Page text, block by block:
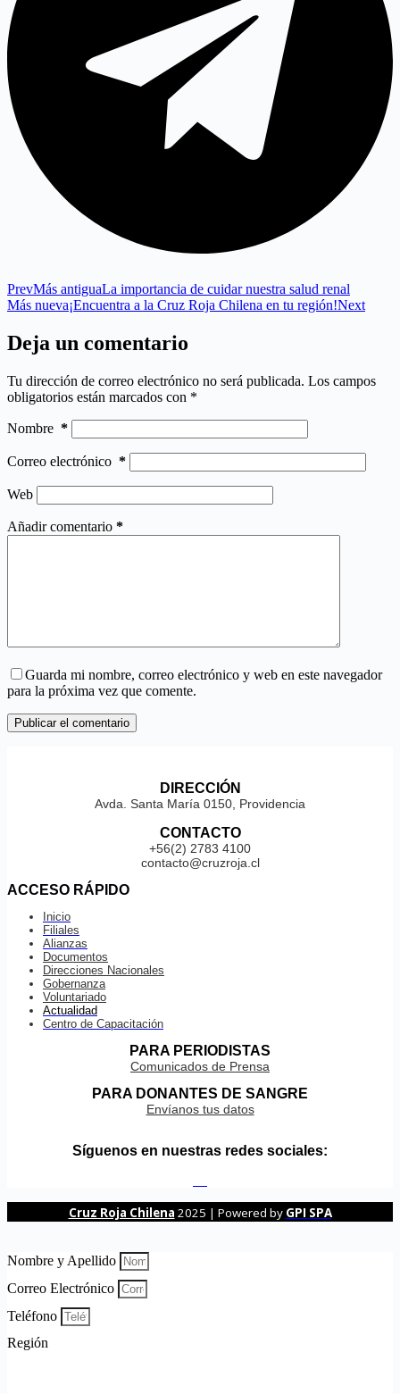
PrevMás antiguaLa importancia de cuidar nuestra salud renal
Más nueva¡Encuentra a la Cruz Roja Chilena en tu región!Next
Deja un comentario
Tu dirección de correo electrónico no será publicada. Los campos
obligatorios están marcados con *
Nombre *
Correo electrónico *
Web
Añadir comentario *
Guarda mi nombre, correo electrónico y web en este navegador
para la próxima vez que comente.
Publicar el comentario
DIRECCIÓN
Avda. Santa María 0150, Providencia
CONTACTO
+56(2) 2783 4100
contacto@cruzroja.cl
ACCESO RÁPIDO
Inicio
Filiales
Alianzas
Documentos
Direcciones Nacionales
Gobernanza
Voluntariado
Actualidad
Centro de Capacitación
PARA PERIODISTAS
Comunicados de Prensa
PARA DONANTES DE SANGRE
Envíanos tus datos
Síguenos en nuestras redes sociales:
Cruz Roja Chilena 2025 | Powered by GPI SPA
Nombre y Apellido
Correo Electrónico
Teléfono
Región